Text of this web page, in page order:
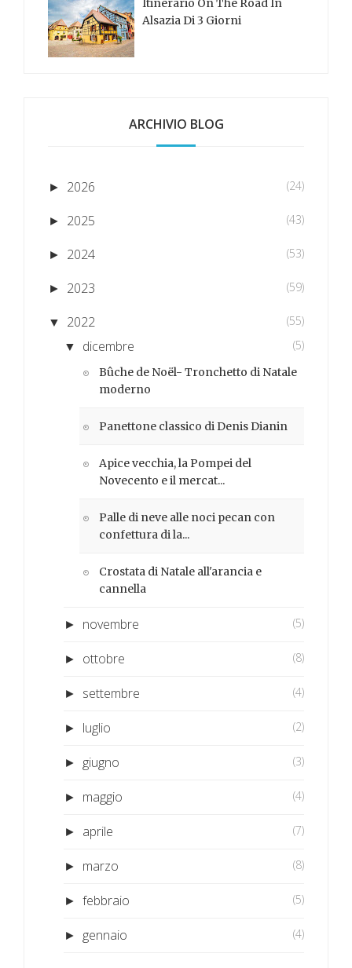
Alsazia Di 3 Giorni
ARCHIVIO BLOG
► 2026 (24)
► 2025 (43)
► 2024 (53)
► 2023 (59)
▼ 2022 (55)
▼ dicembre (5)
Bûche de Noël- Tronchetto di Natale
moderno
Panettone classico di Denis Dianin
Apice vecchia, la Pompei del
Novecento e il mercat...
Palle di neve alle noci pecan con
confettura di la...
Crostata di Natale all'arancia e
cannella
► novembre (5)
► ottobre (8)
► settembre (4)
► luglio (2)
► giugno (3)
► maggio (4)
► aprile (7)
► marzo (8)
► febbraio (5)
► gennaio (4)